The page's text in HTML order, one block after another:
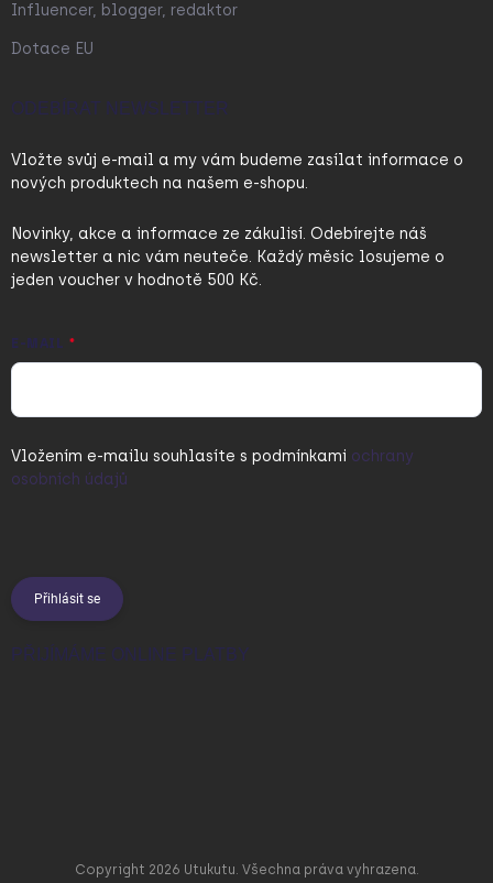
Influencer, blogger, redaktor
Dotace EU
ODEBÍRAT NEWSLETTER
Vložte svůj e-mail a my vám budeme zasílat informace o
nových produktech na našem e-shopu.
Novinky, akce a informace ze zákulisí. Odebírejte náš
newsletter a nic vám neuteče. Každý měsíc losujeme o
jeden voucher v hodnotě 500 Kč.
E-MAIL
Vložením e-mailu souhlasíte s podmínkami ochrany
osobních údajů
Přihlásit se
PŘIJÍMÁME ONLINE PLATBY
Copyright 2026 Utukutu. Všechna práva vyhrazena.